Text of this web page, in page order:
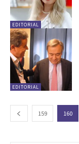
EDITORIAL
EDITORIAL
159 160